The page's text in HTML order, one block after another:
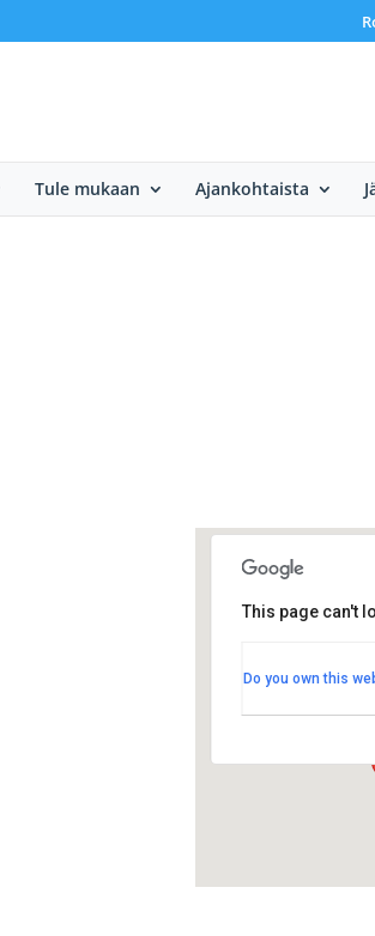
Tule mukaan Ajankohtaista
This page can't
Do you own this